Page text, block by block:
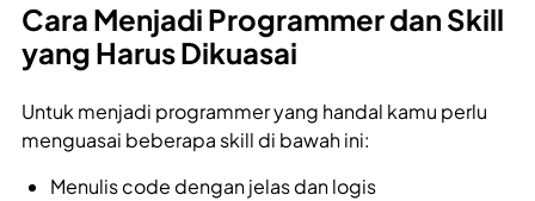
Cara Menjadi Programmer dan Skill
yang Harus Dikuasai
Untuk menjadi programmer yang handal kamu perlu
menguasai beberapa skill di bawah ini:
Menulis code dengan jelas dan logis